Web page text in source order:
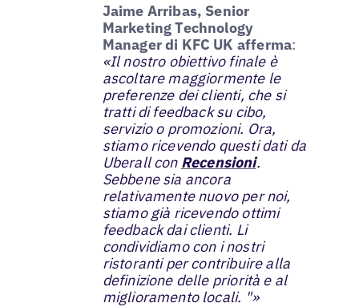
Jaime Arribas, Senior
Marketing Technology
Manager di KFC UK afferma:
«Il nostro obiettivo finale è
ascoltare maggiormente le
preferenze dei clienti, che si
tratti di feedback su cibo,
servizio o promozioni. Ora,
stiamo ricevendo questi dati da
Uberall con Recensioni.
Sebbene sia ancora
relativamente nuovo per noi,
stiamo già ricevendo ottimi
feedback dai clienti. Li
condividiamo con i nostri
ristoranti per contribuire alla
definizione delle priorità e al
miglioramento locali. "»